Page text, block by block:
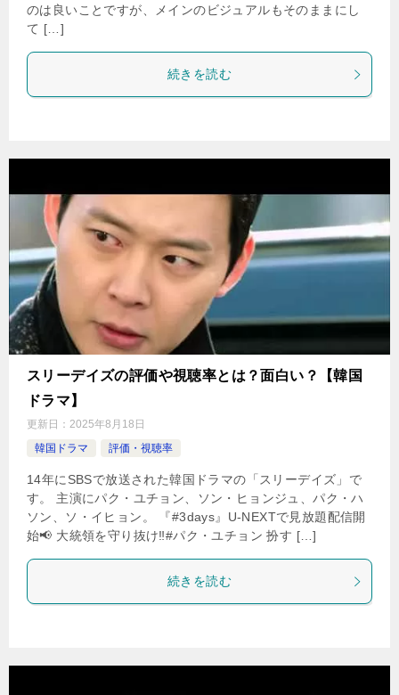
のは良いことですが、メインのビジュアルもそのままにし
て […]
続きを読む
スリーデイズの評価や視聴率とは？面白い？【韓国
ドラマ】
更新日： 2025年8月18日
韓国ドラマ
評価・視聴率
14年にSBSで放送された韓国ドラマの「スリーデイズ」で
す。 主演にパク・ユチョン、ソン・ヒョンジュ、パク・ハ
ソン、ソ・イヒョン。 『#3days』U-NEXTで見放題配信開
始📢 大統領を守り抜け‼#パク・ユチョン 扮す […]
続きを読む